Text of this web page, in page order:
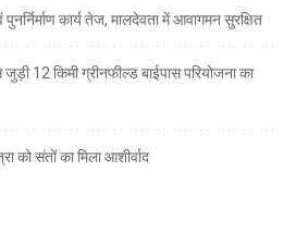
कार्य तेज, मालदेवता में आवागमन सुरक्षित
जुड़ी 12 किमी ग्रीनफील्ड बाईपास परियोजना का
संतों का मिला आशीर्वाद